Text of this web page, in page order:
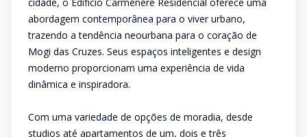
abordagem contemporânea para o viver urbano,
trazendo a tendência neourbana para o coração de
Mogi das Cruzes. Seus espaços inteligentes e design
moderno proporcionam uma experiência de vida
dinâmica e inspiradora.
Com uma variedade de opções de moradia, desde
studios até apartamentos de um, dois e três